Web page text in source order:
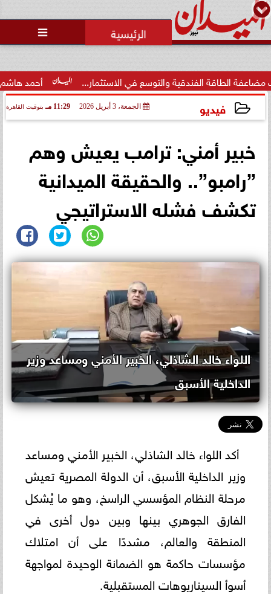

أحمد هاشم: الإعلام الفندقية والتوسع في الاستثمار...
فيديو الجمعة، 3 أبريل 2026 11:29 مـ بتوقيت القاهرة
خبير أمني: ترامب يعيش وهم
”رامبو”.. والحقيقة الميدانية
تكشف فشله الاستراتيجي
اللواء خالد الشاذلي، الخبير الأمني ومساعد وزير
الداخلية الأسبق
أكد اللواء خالد الشاذلي، الخبير الأمني ومساعد
وزير الداخلية الأسبق، أن الدولة المصرية تعيش
مرحلة النظام المؤسسي الراسخ، وهو ما يُشكل
الفارق الجوهري بينها وبين دول أخرى في
المنطقة والعالم، مشددًا على أن امتلاك
مؤسسات حاكمة هو الضمانة الوحيدة لمواجهة
أسوأ السيناريوهات المستقبلية.